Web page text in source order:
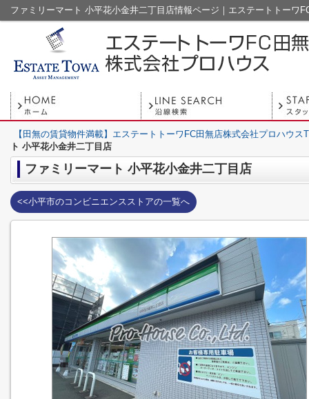
ファミリーマート 小平花小金井二丁目店情報ページ｜エステートトーワ
【田無の賃貸物件満載】エステートトーワFC田無店株式会社プロハウス
ト 小平花小金井二丁目店
ファミリーマート 小平花小金井二丁目店
<<小平市のコンビニエンスストアの一覧へ